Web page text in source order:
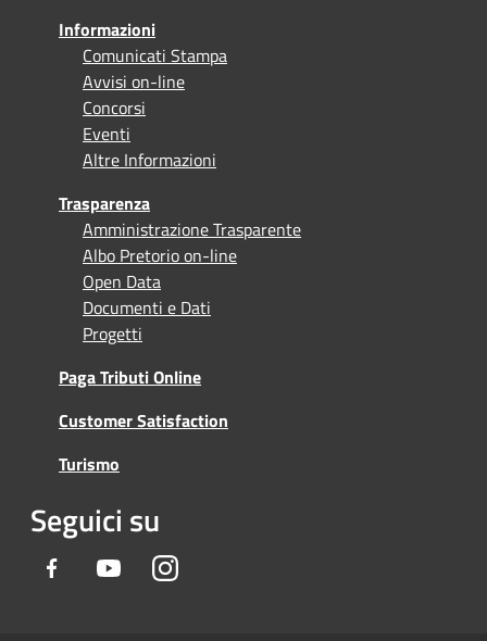
Informazioni
Comunicati Stampa
Avvisi on-line
Concorsi
Eventi
Altre Informazioni
Trasparenza
Amministrazione Trasparente
Albo Pretorio on-line
Open Data
Documenti e Dati
Progetti
Paga Tributi Online
Customer Satisfaction
Turismo
Seguici su
Facebook YoutubeInstagram